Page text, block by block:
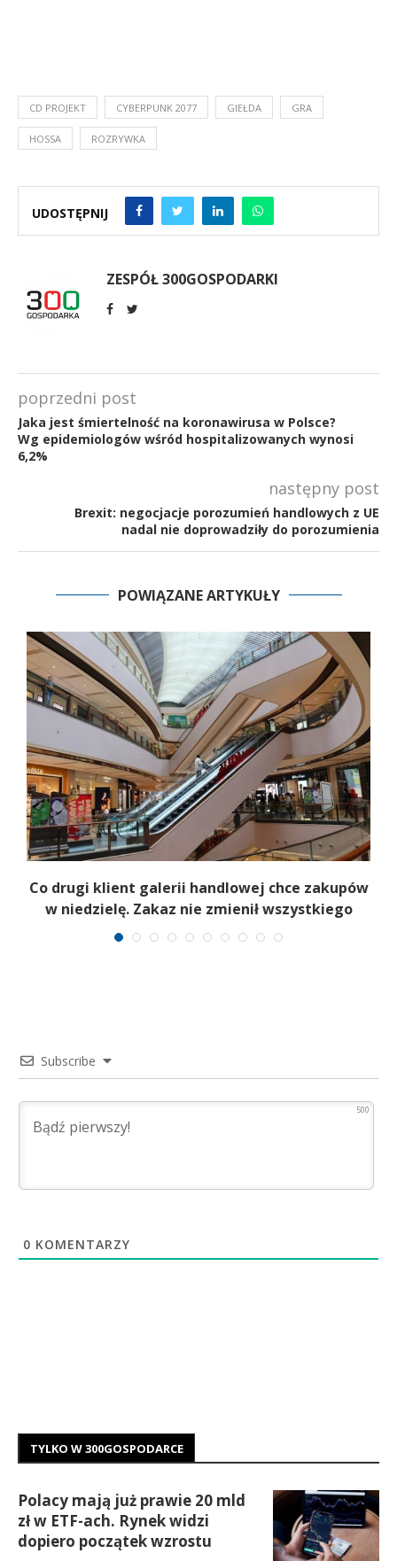
CD PROJEKT CYBERPUNK 2077 GIEŁDA GRA
HOSSA ROZRYWKA
UDOSTĘPNIJ
ZESPÓŁ 300GOSPODARKI
poprzedni post
Jaka jest śmiertelność na koronawirusa w Polsce?
Wg epidemiologów wśród hospitalizowanych wynosi
6,2%
następny post
Brexit: negocjacje porozumień handlowych z UE
nadal nie doprowadziły do porozumienia
POWIĄZANE ARTYKUŁY
Co drugi klient galerii handlowej chce zakupów
w niedzielę. Zakaz nie zmienił wszystkiego
Subscribe
500
0 KOMENTARZY
TYLKO W 300GOSPODARCE
Polacy mają już prawie 20 mld
zł w ETF-ach. Rynek widzi
dopiero początek wzrostu